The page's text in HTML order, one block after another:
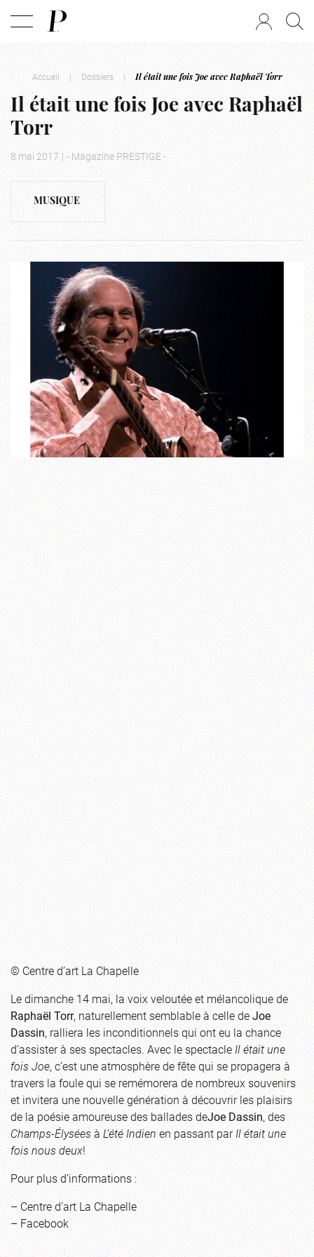
Accueil | Dossiers | Il était une fois Joe avec Raphaël Torr
Il était une fois Joe avec Raphaël
Torr
8 mai 2017 | - Magazine PRESTIGE -
MUSIQUE
© Centre d’art La Chapelle
Le dimanche 14 mai, la voix veloutée et mélancolique de
Raphaël Torr, naturellement semblable à celle deJoe
Dassin, ralliera les inconditionnels qui ont eu la chance
d’assister à ses spectacles. Avec le spectacleIl était une
fois Joe, c’est une atmosphère de fête qui se propagera à
travers la foule qui se remémorera de nombreux souvenirs
et invitera une nouvelle génération à découvrir les plaisirs
de la poésie amoureuse des ballades deJoe Dassin, des
Champs-ÉlyséesàL’été Indienen passant parIl était une
fois nous deux!
Pour plus d’informations :
–Centre d’art La Chapelle
–Facebook